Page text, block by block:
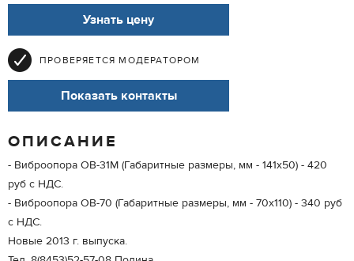
Узнать цену
ПРОВЕРЯЕТСЯ МОДЕРАТОРОМ
Показать контакты
ОПИСАНИЕ
- Виброопора ОВ-31М (Габаритные размеры, мм - 141х50) - 420
руб с НДС.
- Виброопора ОВ-70 (Габаритные размеры, мм - 70х110) - 340 руб
с НДС.
Новые 2013 г. выпуска.